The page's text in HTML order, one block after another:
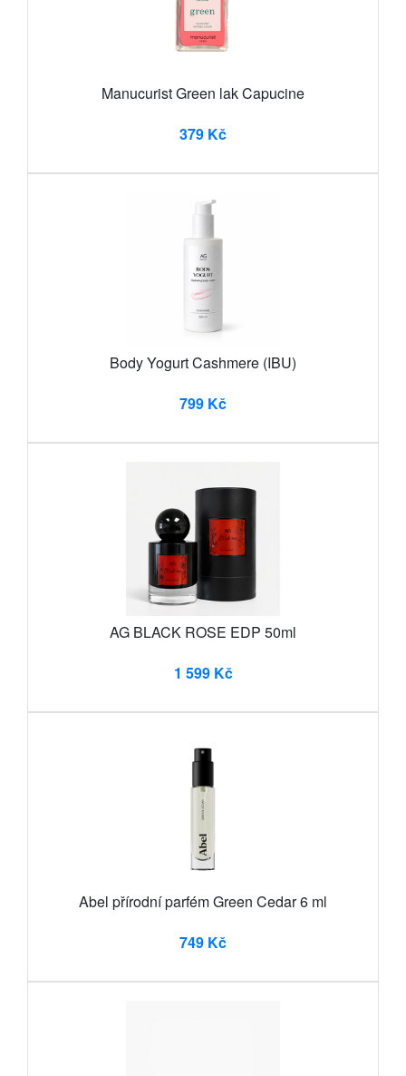
Manucurist Green lak Capucine
379 Kč
Body Yogurt Cashmere (IBU)
799 Kč
AG BLACK ROSE EDP 50ml
1 599 Kč
Abel přírodní parfém Green Cedar 6 ml
749 Kč